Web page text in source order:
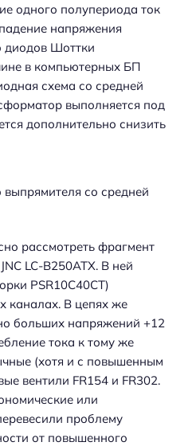
одного полупериода ток
напряжения
диодов Шоттки
в компьютерных БП
схема со средней
выполняется под
дополнительно снизить
со средней
рассмотреть фрагмент
LC-B250ATX. В ней
PSR10C40CT)
каналах. В цепях же
больших напряжений +12
тока к тому же
(хотя и с повышенным
вентили FR154 и FR302.
или
проблему
от повышенного